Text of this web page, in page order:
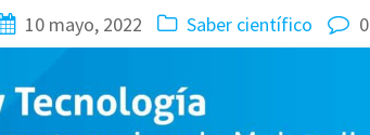
10 mayo, 2022 Saber científico 0